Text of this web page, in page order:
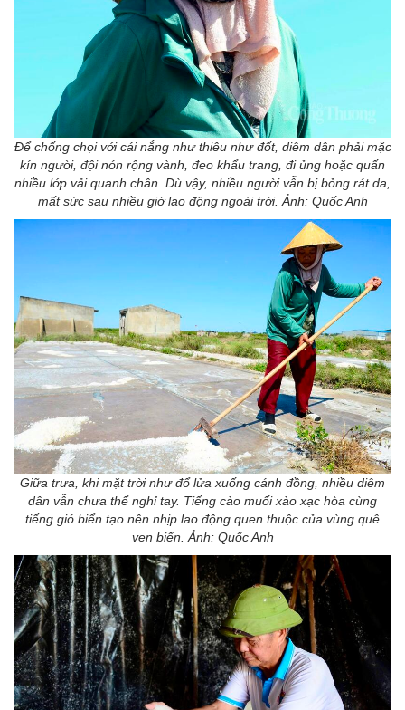
Để chống chọi với cái nắng như thiêu như đốt, diêm dân phải mặc
kín người, đội nón rộng vành, đeo khẩu trang, đi ủng hoặc quấn
nhiều lớp vải quanh chân. Dù vậy, nhiều người vẫn bị bỏng rát da,
mất sức sau nhiều giờ lao động ngoài trời. Ảnh: Quốc Anh
Giữa trưa, khi mặt trời như đổ lửa xuống cánh đồng, nhiều diêm
dân vẫn chưa thể nghỉ tay. Tiếng cào muối xào xạc hòa cùng
tiếng gió biển tạo nên nhịp lao động quen thuộc của vùng quê
ven biển. Ảnh: Quốc Anh